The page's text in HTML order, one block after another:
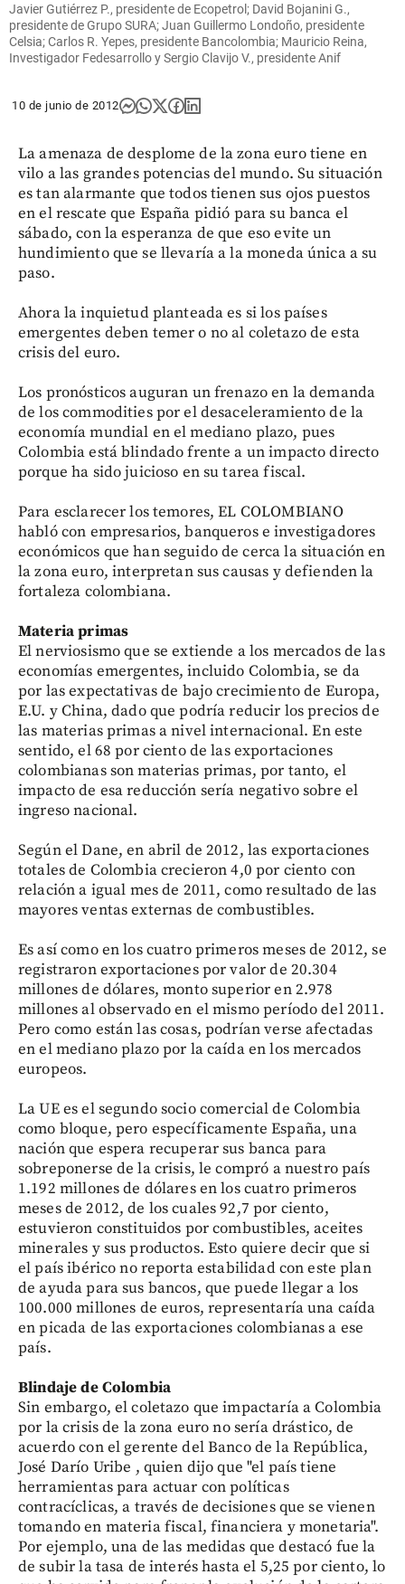
Javier Gutiérrez P., presidente de Ecopetrol; David Bojanini G.,
presidente de Grupo SURA; Juan Guillermo Londoño, presidente
Celsia; Carlos R. Yepes, presidente Bancolombia; Mauricio Reina,
Investigador Fedesarrollo y Sergio Clavijo V., presidente Anif
10 de junio de 2012
La amenaza de desplome de la zona euro tiene en
vilo a las grandes potencias del mundo. Su situación
es tan alarmante que todos tienen sus ojos puestos
en el rescate que España pidió para su banca el
sábado, con la esperanza de que eso evite un
hundimiento que se llevaría a la moneda única a su
paso.
Ahora la inquietud planteada es si los países
emergentes deben temer o no al coletazo de esta
crisis del euro.
Los pronósticos auguran un frenazo en la demanda
de los commodities por el desaceleramiento de la
economía mundial en el mediano plazo, pues
Colombia está blindado frente a un impacto directo
porque ha sido juicioso en su tarea fiscal.
Para esclarecer los temores, EL COLOMBIANO
habló con empresarios, banqueros e investigadores
económicos que han seguido de cerca la situación en
la zona euro, interpretan sus causas y defienden la
fortaleza colombiana.
Materia primas
El nerviosismo que se extiende a los mercados de las
economías emergentes, incluido Colombia, se da
por las expectativas de bajo crecimiento de Europa,
E.U. y China, dado que podría reducir los precios de
las materias primas a nivel internacional. En este
sentido, el 68 por ciento de las exportaciones
colombianas son materias primas, por tanto, el
impacto de esa reducción sería negativo sobre el
ingreso nacional.
Según el Dane, en abril de 2012, las exportaciones
totales de Colombia crecieron 4,0 por ciento con
relación a igual mes de 2011, como resultado de las
mayores ventas externas de combustibles.
Es así como en los cuatro primeros meses de 2012, se
registraron exportaciones por valor de 20.304
millones de dólares, monto superior en 2.978
millones al observado en el mismo período del 2011.
Pero como están las cosas, podrían verse afectadas
en el mediano plazo por la caída en los mercados
europeos.
La UE es el segundo socio comercial de Colombia
como bloque, pero específicamente España, una
nación que espera recuperar sus banca para
sobreponerse de la crisis, le compró a nuestro país
1.192 millones de dólares en los cuatro primeros
meses de 2012, de los cuales 92,7 por ciento,
estuvieron constituidos por combustibles, aceites
minerales y sus productos. Esto quiere decir que si
el país ibérico no reporta estabilidad con este plan
de ayuda para sus bancos, que puede llegar a los
100.000 millones de euros, representaría una caída
en picada de las exportaciones colombianas a ese
país.
Blindaje de Colombia
Sin embargo, el coletazo que impactaría a Colombia
por la crisis de la zona euro no sería drástico, de
acuerdo con el gerente del Banco de la República,
José Darío Uribe , quien dijo que "el país tiene
herramientas para actuar con políticas
contracíclicas, a través de decisiones que se vienen
tomando en materia fiscal, financiera y monetaria".
Por ejemplo, una de las medidas que destacó fue la
de subir la tasa de interés hasta el 5,25 por ciento, lo